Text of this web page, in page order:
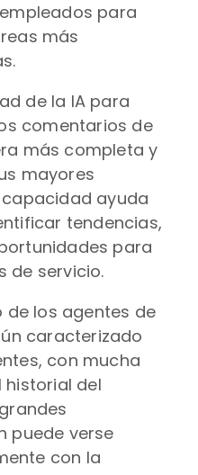
para
más
de la IA para
comentarios de
más completa y
mayores
ayuda
tendencias,
para
de servicio.
de los agentes de
caracterizado
con mucha
historial del
puede verse
con la